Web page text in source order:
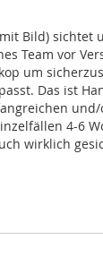
Bild) sichtet
Team vor
um
Das ist
4-6
wirklich